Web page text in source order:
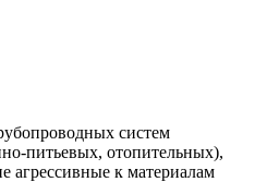
систем
питьевых, отопительных),
агрессивные к материалам